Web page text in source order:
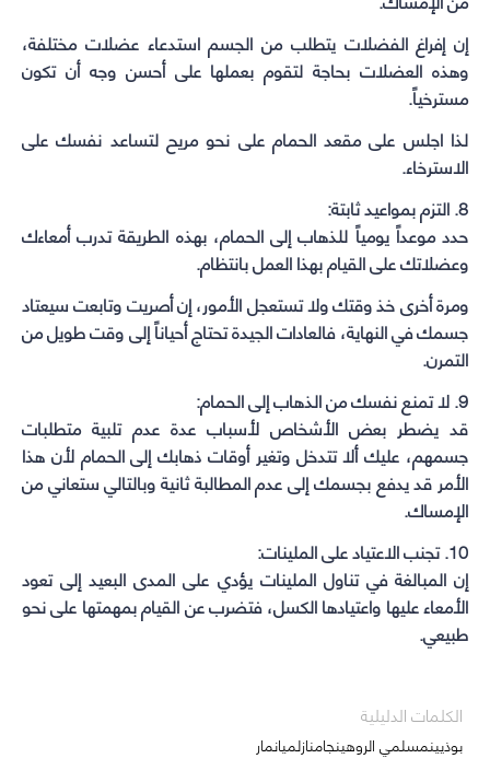
إن إفراغ الفضلات يتطلب من الجسم استدعاء عضلات مختلفة،
وهذه العضلات بحاجة لتقوم بعملها على أحسن وجه أن تكون
مسترخياً.
لذا اجلس على مقعد الحمام على نحو مريح لتساعد نفسك على
الاسترخاء.
8. التزم بمواعيد ثابتة:
حدد موعداً يومياً للذهاب إلى الحمام، بهذه الطريقة تدرب أمعاءك
وعضلاتك على القيام بهذا العمل بانتظام.
ومرة أخرى خذ وقتك ولا تستعجل الأمور، إن أصريت وتابعت سيعتاد
جسمك في النهاية، فالعادات الجيدة تحتاج أحياناً إلى وقت طويل من
التمرن.
9. لا تمنع نفسك من الذهاب إلى الحمام:
قد يضطر بعض الأشخاص لأسباب عدة عدم تلبية متطلبات
جسمهم، عليك ألا تتدخل وتغير أوقات ذهابك إلى الحمام لأن هذا
الأمر قد يدفع بجسمك إلى عدم المطالبة ثانية وبالتالي ستعاني من
الإمساك.
10. تجنب الاعتياد على الملينات:
إن المبالغة في تناول الملينات يؤدي على المدى البعيد إلى تعود
الأمعاء عليها واعتيادها الكسل، فتضرب عن القيام بمهمتها على نحو
طبيعي.
الكلمات الدليلية
بوذيينمسلمي الروهينجامنازلميانمار